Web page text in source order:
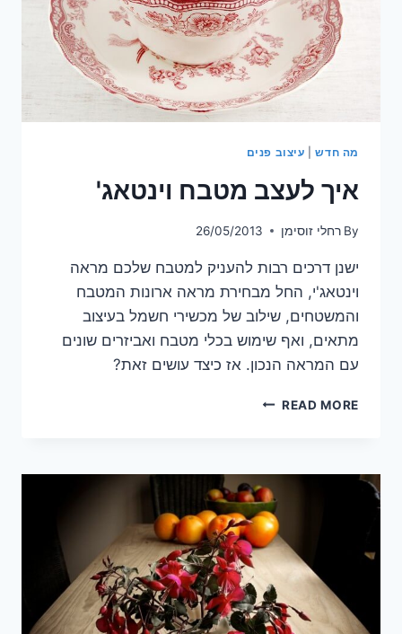
מה חדש| עיצוב פנים
איך לעצב מטבח וינטאג'
By רחלי זוסימן 26/05/2013
ישנן דרכים רבות להעניק למטבח שלכם מראה
וינטאג'י, החל מבחירת מראה ארונות המטבח
והמשטחים, שילוב של מכשירי חשמל בעיצוב
מתאים, ואף שימוש בכלי מטבח ואביזרים שונים
עם המראה הנכון. אז כיצד עושים זאת?
READ MOREאיך